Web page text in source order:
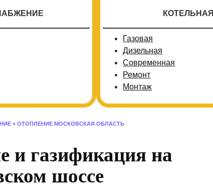
КОТЕЛЬНАЯ
Газовая
Дизельная
Современная
Ремонт
Монтаж
» ОТОПЛЕНИЕ МОСКОВСКАЯ ОБЛАСТЬ
и газификация на
шоссе